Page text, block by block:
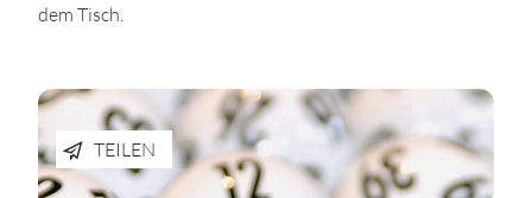
dem Tisch.
TEILEN